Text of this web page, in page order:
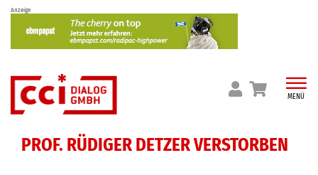
Skip
content
Anzeige
MENÜ
PROF. RÜDIGER DETZER VERSTORBEN